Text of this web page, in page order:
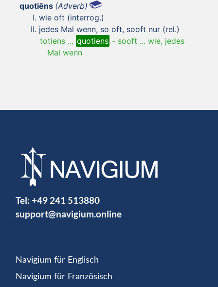
quotiēns (Adverb)
wie oft (interrog.)
jedes Mal wenn, so oft, sooft nur (rel.)
totiens ... quotiens - sooft ... wie, jedes
Mal wenn
Tel: +49 241 513880
support@navigium.online
Navigium für Englisch
Navigium für Französisch